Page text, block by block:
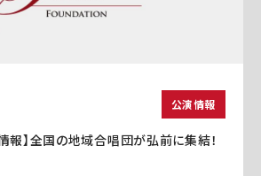
公演情報
報】全国の地域合唱団が弘前に集結！